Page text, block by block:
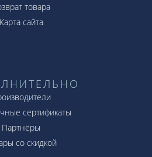
товара
Карта сайта
сертификаты
Партнёры
со скидкой